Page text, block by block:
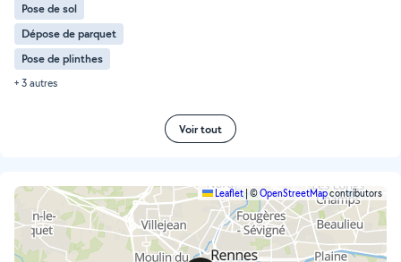
Pose de sol
Dépose de parquet
Pose de plinthes
+ 3 autres
Voir tout
Leaflet |©OpenStreetMapcontributors